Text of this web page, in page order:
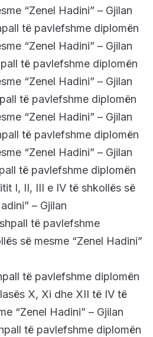
“Zenel Hadini” – Gjilan
të pavlefshme diplomën
“Zenel Hadini” – Gjilan
të pavlefshme diplomën
“Zenel Hadini” – Gjilan
të pavlefshme diplomën
“Zenel Hadini” – Gjilan
të pavlefshme diplomën
“Zenel Hadini” – Gjilan
të pavlefshme diplomën
I, II, III e IV të shkollës së
– Gjilan
të pavlefshme
së mesme “Zenel Hadini”
të pavlefshme diplomën
X, Xi dhe XII të IV të
“Zenel Hadini” – Gjilan
të pavlefshme diplomën